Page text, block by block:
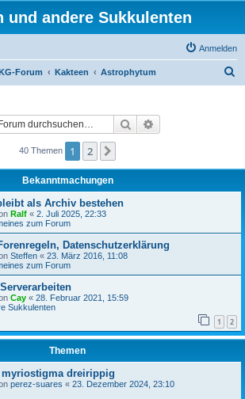
und andere Sukkulenten
Anmelden
Forum Kakteen Astrophytum
Suche
40 Themen 1 2
Bekanntmachungen
als Archiv bestehen
Ralf « 2. Juli 2025, 22:33
zum Forum
Datenschutzerklärung
Steffen « 23. März 2016, 11:08
zum Forum
Cay « 28. Februar 2021, 15:59
Sukkulenten
1 2
Themen
dreirippig
perez-suares « 23. Dezember 2024, 23:10